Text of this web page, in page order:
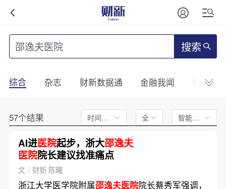
搜索
综合 杂志 财新数据通 金融我闻 财新
57个结果 时间不限 全文 智能排序
AI进医院起步，浙大邵逸夫
医院院长建议找准痛点
文｜财新 陈曦
浙江大学医学院附属邵逸夫医院院长蔡秀军强调，